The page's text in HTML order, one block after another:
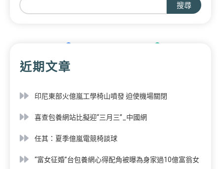
搜尋
近期文章
印尼東部火億嵐工學椅山噴發 迫使機場關閉
喜查包養網站比擬迎“三月三”_中國網
任其：夏季億嵐電競椅談球
“富女征婚”台包養網心得配角被曝為身家過10億富翁女